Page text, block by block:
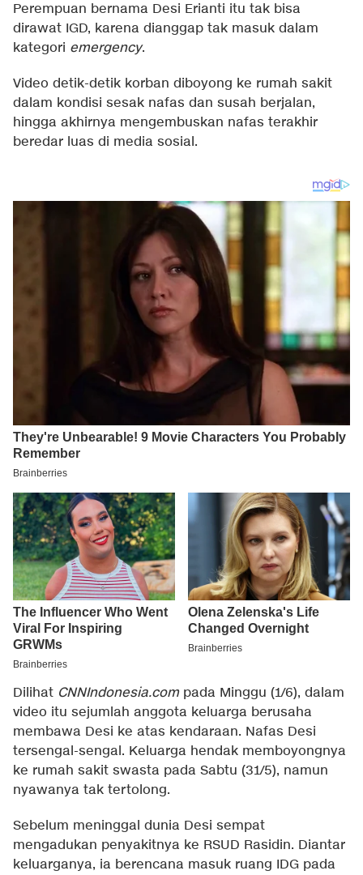
Perempuan bernama Desi Erianti itu tak bisa
dirawat IGD, karena dianggap tak masuk dalam
kategori emergency.
Video detik-detik korban diboyong ke rumah sakit
dalam kondisi sesak nafas dan susah berjalan,
hingga akhirnya mengembuskan nafas terakhir
beredar luas di media sosial.
Dilihat CNNIndonesia.compada Minggu (1/6), dalam
video itu sejumlah anggota keluarga berusaha
membawa Desi ke atas kendaraan. Nafas Desi
tersengal-sengal. Keluarga hendak memboyongnya
ke rumah sakit swasta pada Sabtu (31/5), namun
nyawanya tak tertolong.
Sebelum meninggal dunia Desi sempat
mengadukan penyakitnya ke RSUD Rasidin. Diantar
keluarganya, ia berencana masuk ruang IDG pada